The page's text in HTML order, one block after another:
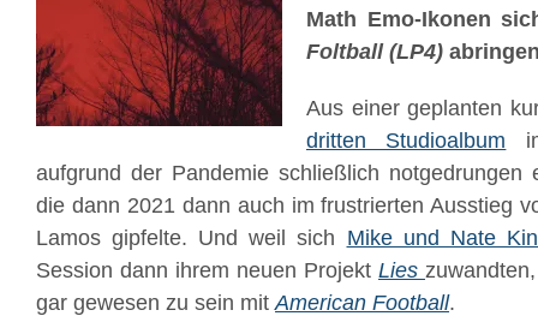
Math Emo-Ikonen
Foltball (LP4)
Aus einer geplanten
dritten Studioalbum
aufgrund der Pandemie schließlich notgedrungen
die dann 2021 dann auch im frustrierten Ausstieg
Lamos gipfelte. Und weil sich Mike und Nate
Session dann ihrem neuen Projekt Lies
gar gewesen zu sein mitAmerican Football.